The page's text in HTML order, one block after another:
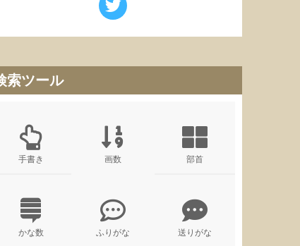
索ツール
手書き 画数 部首
かな数 ふりがな 送りがな